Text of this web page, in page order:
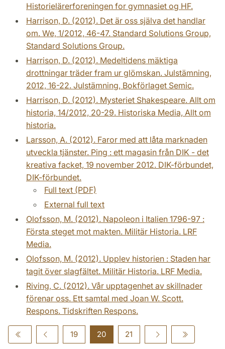
Historielärerforeningen for gymnasiet og HF.
Harrison, D. (2012). Det är oss själva det handlar
om. We, 1/2012, 46-47. Standard Solutions Group,
Standard Solutions Group.
Harrison, D. (2012). Medeltidens mäktiga
drottningar träder fram ur glömskan. Julstämning,
2012, 16-22. Julstämning, Bokförlaget Semic.
Harrison, D. (2012). Mysteriet Shakespeare. Allt om
historia, 14/2012, 20-29. Historiska Media, Allt om
historia.
Larsson, A. (2012). Faror med att låta marknaden
utveckla tjänster. Ping : ett magasin från DIK - det
kreativa facket, 19 november 2012. DIK-förbundet,
DIK-förbundet.
Full text (PDF)
External full text
Olofsson, M. (2012). Napoleon i Italien 1796-97 :
Första steget mot makten. Militär Historia. LRF
Media.
Olofsson, M. (2012). Upplev historien : Staden har
tagit över slagfältet. Militär Historia. LRF Media.
Riving, C. (2012). Vår upptagenhet av skillnader
förenar oss. Ett samtal med Joan W. Scott.
Respons. Tidskriften Respons.
19 20 21